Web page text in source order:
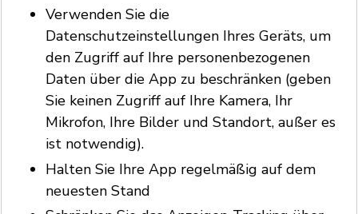
Verwenden Sie die
Datenschutzeinstellungen Ihres Geräts, um
den Zugriff auf Ihre personenbezogenen
Daten über die App zu beschränken (geben
Sie keinen Zugriff auf Ihre Kamera, Ihr
Mikrofon, Ihre Bilder und Standort, außer es
ist notwendig).
Halten Sie Ihre App regelmäßig auf dem
neuesten Stand